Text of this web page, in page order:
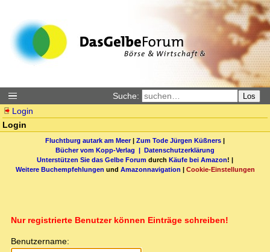
Suche: Los
Login
Login
Fluchtburg autark am Meer| Zum Tode Jürgen Küßners |
Bücher vom Kopp-Verlag | Datenschutzerklärung
Unterstützen Sie das Gelbe Forum durch Käufe bei Amazon! |
Weitere Buchempfehlungen und Amazonnavigation | Cookie-Einstellungen
Nur registrierte Benutzer können Einträge schreiben!
Benutzername: